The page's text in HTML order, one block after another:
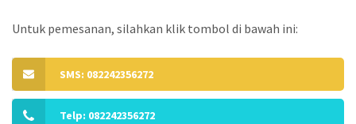
Untuk pemesanan, silahkan klik tombol di bawah ini:
SMS: 082242356272
Telp: 082242356272